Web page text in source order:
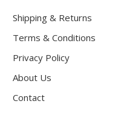
Shipping & Returns
Terms & Conditions
Privacy Policy
About Us
Contact